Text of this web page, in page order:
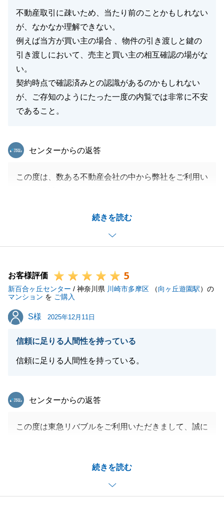
不動産取引に疎いため、当たり前のことかもしれない
が、なかなか理解できない。
例えば当方が買い主の場合 、物件の引き渡しと鍵の
引き渡しにおいて、売主と買い主の相互確認の場がな
い。
契約時点で確認済みとの認識があるのかもしれない
が、ご存知のようにたった一度の内覧では非常に不安
であること。
続きを読む
東急リバブル
センターからの返答
この度は、数ある不動産会社の中から弊社をご利用い
き、重ねて御礼申し上げます。
お引き渡しに際し、売主様との相互確認ではなく、私
からのご説明になりましたことをご不安に感じられて
また、再度ご見学をしなくて良いかも、こちらからI
様のご不安に気付いて確認すべきでした。
今回いただいた「買い主側の不安」という視点は、私
共にとっても非常に重要な気付きとなりました。
提案を検討してまいる所存です。
お引き渡しは終わりましたが、これからが新しい生活
ざいましたら、いつでもご連絡ください。
す。
閉じる
お客様評価 5
新百合ヶ丘センター / 神奈川県 川崎市多摩区 （向ヶ丘遊園駅）の
マンション を ご購入
S様
S様 2025年12月11日
信頼に足りる人間性を持っている
信頼に足りる人間性を持っている。
続きを読む
東急リバブル
センターからの返答
この度は東急リバブルをご利用いただきまして、誠に
また、ご契約・お引渡しに際しましても、ご多忙の
中、スケジュールの調整をいただきましたこと大変感
謝しております。